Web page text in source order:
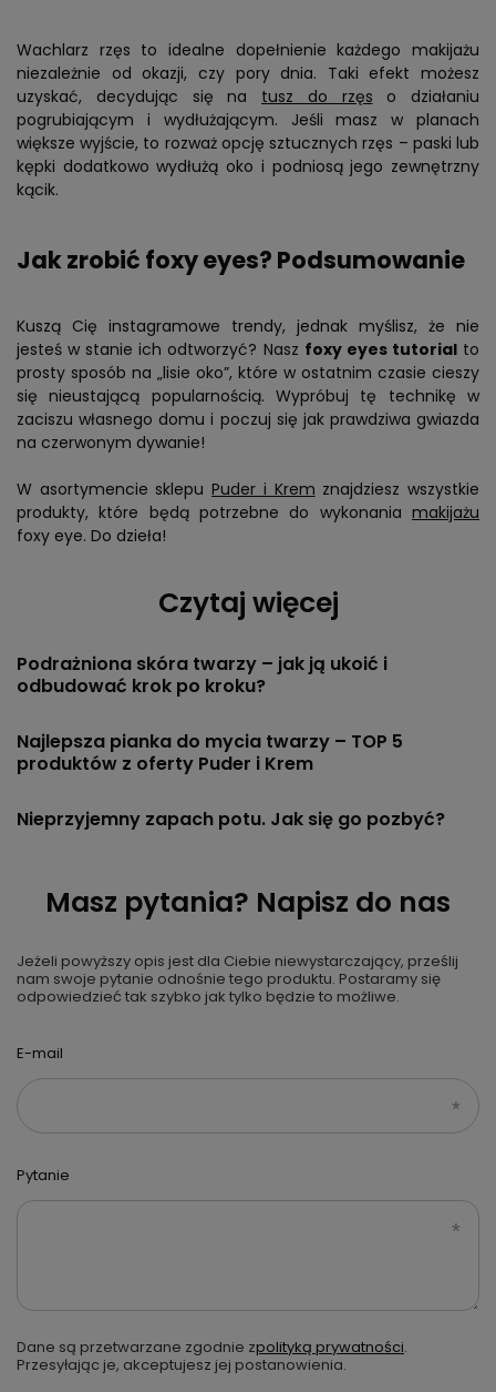
Wachlarz rzęs to idealne dopełnienie każdego makijażu
niezależnie od okazji, czy pory dnia. Taki efekt możesz
uzyskać, decydując się na tusz do rzęs o działaniu
pogrubiającym i wydłużającym. Jeśli masz w planach
większe wyjście, to rozważ opcję sztucznych rzęs – paski lub
kępki dodatkowo wydłużą oko i podniosą jego zewnętrzny
kącik.
Jak zrobić foxy eyes? Podsumowanie
Kuszą Cię instagramowe trendy, jednak myślisz, że nie
jesteś w stanie ich odtworzyć? Nasz foxy eyes tutorialto
prosty sposób na „lisie oko”, które w ostatnim czasie cieszy
się nieustającą popularnością. Wypróbuj tę technikę w
zaciszu własnego domu i poczuj się jak prawdziwa gwiazda
na czerwonym dywanie!
W asortymencie sklepuPuder i Krem znajdziesz wszystkie
produkty, które będą potrzebne do wykonania makijażu
foxy eye. Do dzieła!
Czytaj więcej
Podrażniona skóra twarzy – jak ją ukoić i
odbudować krok po kroku?
Najlepsza pianka do mycia twarzy – TOP 5
produktów z oferty Puder i Krem
Nieprzyjemny zapach potu. Jak się go pozbyć?
Masz pytania? Napisz do nas
Jeżeli powyższy opis jest dla Ciebie niewystarczający, prześlij
nam swoje pytanie odnośnie tego produktu. Postaramy się
odpowiedzieć tak szybko jak tylko będzie to możliwe.
E-mail
Pytanie
Dane są przetwarzane zgodnie zpolityką prywatności.
Przesyłając je, akceptujesz jej postanowienia.